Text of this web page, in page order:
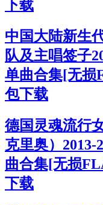
下载
中国大陆新生
队及主唱签子
单曲合集[无损
包下载
德国灵魂流行
克里奥）2013-
曲合集[无损
下载